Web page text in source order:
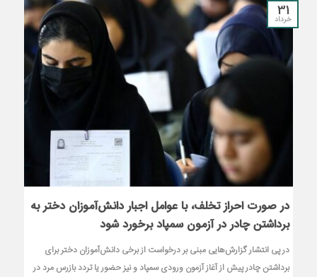
31
خرداد
در صورت احراز تخلف، با عوامل اجبار دانش‌آموزان دختر به
برداشتن چادر در آزمون سمپاد برخورد شود
در پی انتشار گزارش‌هایی مبنی بر درخواست از برخی دانش‌آموزان دختر برای
برداشتن چادر پیش از آغاز آزمون ورودی سمپاد و نیز حضور یا تردد بازرس مرد در